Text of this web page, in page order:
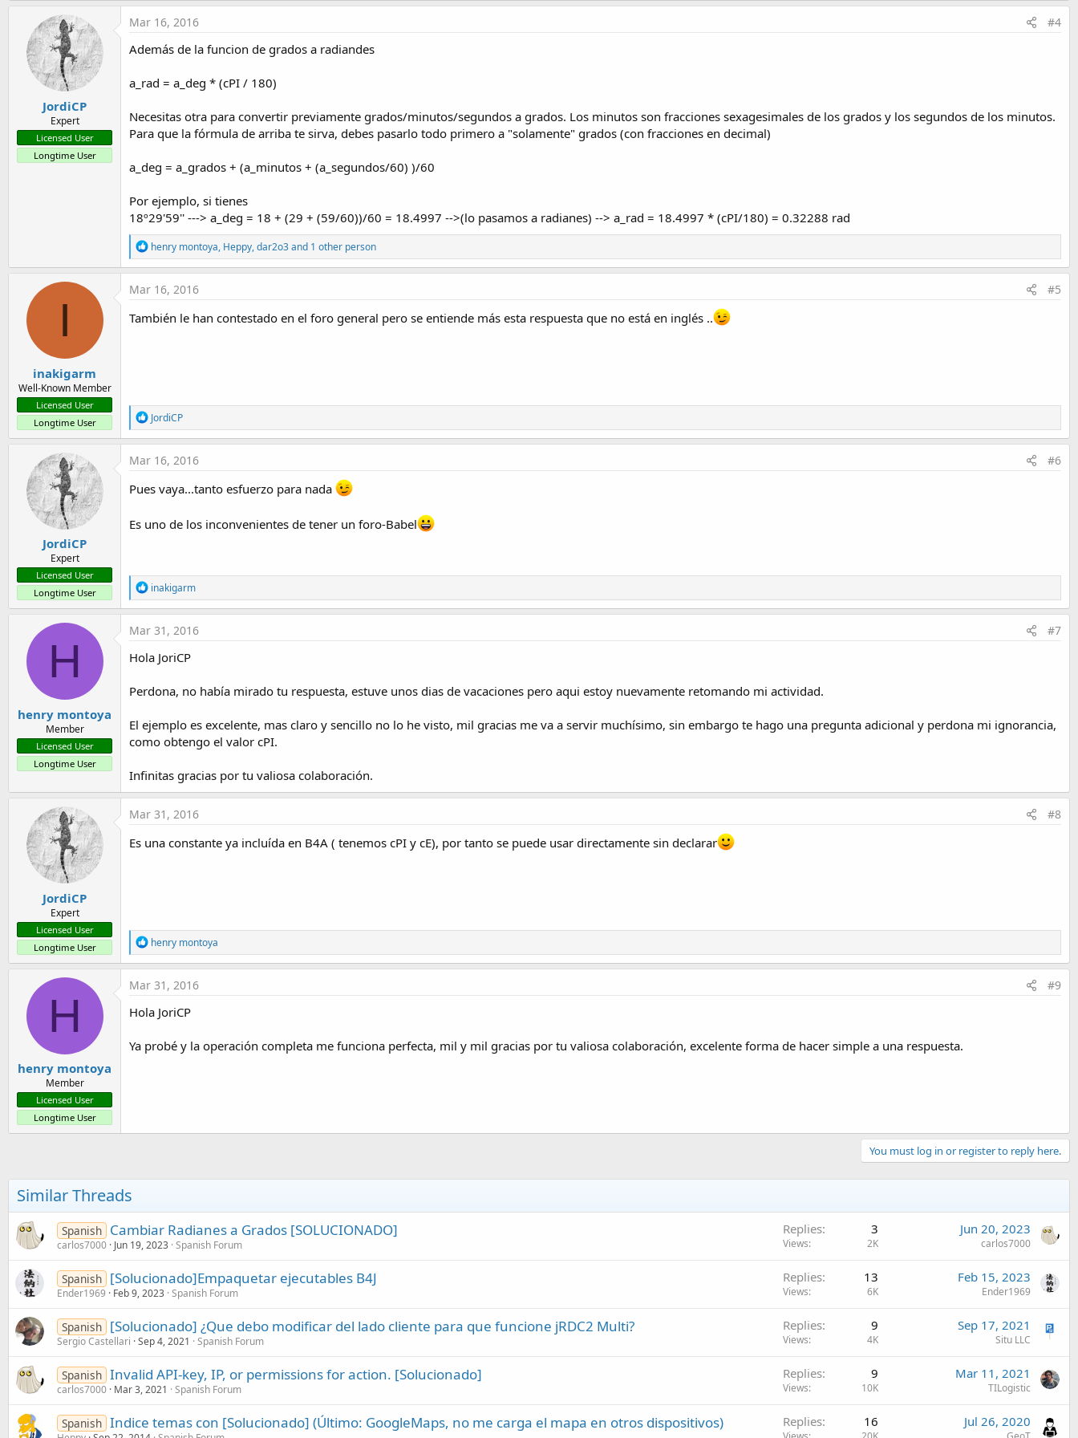
JordiCP
Expert
Licensed User
Longtime User
Mar 16, 2016 #4
Además de la funcion de grados a radiandes
a_rad = a_deg * (cPI / 180)
Necesitas otra para convertir previamente grados/minutos/segundos a grados. Los minutos son fracciones sexagesimales de los grados y los segundos de los minutos.
Para que la fórmula de arriba te sirva, debes pasarlo todo primero a "solamente" grados (con fracciones en decimal)
a_deg = a_grados + (a_minutos + (a_segundos/60) )/60
Por ejemplo, si tienes
18º29'59'' ---> a_deg = 18 + (29 + (59/60))/60 = 18.4997 -->(lo pasamos a radianes) --> a_rad = 18.4997 * (cPI/180) = 0.32288 rad
R
e
a
o
henry montoya, Heppy,dar2o3and 1 other person
I
inakigarm
Well-Known Member
Licensed User
Longtime User
Mar 16, 2016 #5
También le han contestado en el foro general pero se entiende más esta respuesta que no está en inglés ..
R
e
a
o
:
JordiCP
JordiCP
Expert
Licensed User
Longtime User
Mar 16, 2016 #6
Pues vaya...tanto esfuerzo para nada
Es uno de los inconvenientes de tener un foro-Babel
R
e
a
o
s
inakigarm
H
henry montoya
Member
Licensed User
Longtime User
Mar 31, 2016 #7
Hola JoriCP
Perdona, no había mirado tu respuesta, estuve unos dias de vacaciones pero aqui estoy nuevamente retomando mi actividad.
El ejemplo es excelente, mas claro y sencillo no lo he visto, mil gracias me va a servir muchísimo, sin embargo te hago una pregunta adicional y perdona mi ignorancia,
como obtengo el valor cPI.
Infinitas gracias por tu valiosa colaboración.
JordiCP
Expert
Licensed User
Longtime User
Mar 31, 2016 #8
Es una constante ya incluída en B4A ( tenemos cPI y cE), por tanto se puede usar directamente sin declarar
R
e
a
o
s
henry montoya
H
henry montoya
Member
Licensed User
Longtime User
Mar 31, 2016 #9
Hola JoriCP
Ya probé y la operación completa me funciona perfecta, mil y mil gracias por tu valiosa colaboración, excelente forma de hacer simple a una respuesta.
You must log in or register to reply here.
Similar Threads
Spanish Cambiar Radianes a Grados [SOLUCIONADO]
carlos7000 Jun 19, 2023 Spanish Forum
Replies 3
Views 2K
Jun 20, 2023
carlos7000
Spanish [Solucionado]Empaquetar ejecutables B4J
Ender1969 Feb 9, 2023 Spanish Forum
Replies 13
Views 6K
Feb 15, 2023
Ender1969
Spanish [Solucionado] ¿Que debo modificar del lado cliente para que funcione jRDC2 Multi?
Sergio Castellari Sep 4, 2021 Spanish Forum
Replies 9
Views 4K
Sep 17, 2021
Situ LLC
Spanish Invalid API-key, IP, or permissions for action. [Solucionado]
carlos7000 Mar 3, 2021 Spanish Forum
Replies 9
Views 10K
Mar 11, 2021
TILogistic
Spanish Indice temas con [Solucionado] (Último: GoogleMaps, no me carga el mapa en otros dispositivos) Replies 16 Jul 26, 2020